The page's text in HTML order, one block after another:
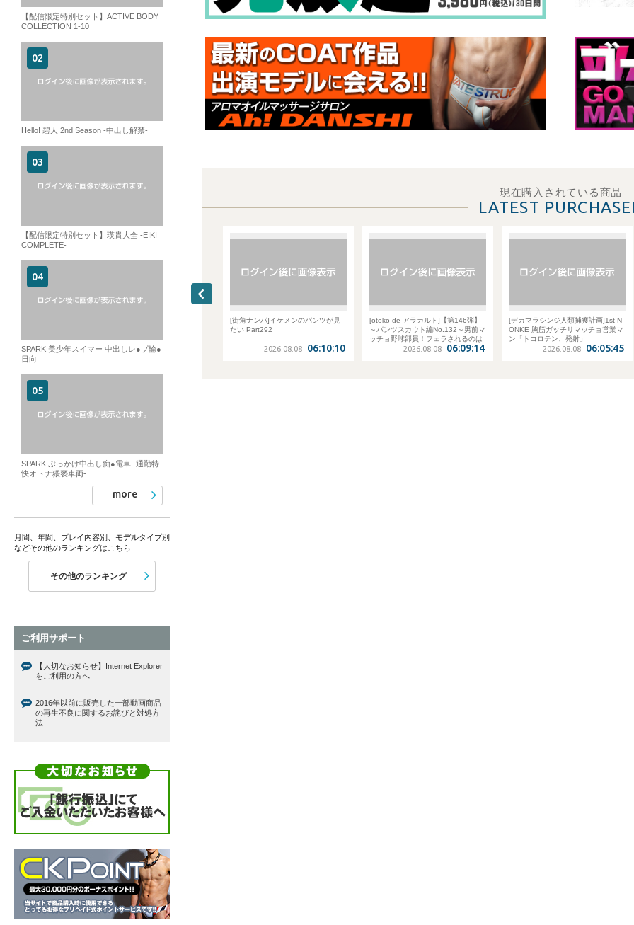
現在購入されている商品
LATEST
05:16:37
ン「トコロテン、発射」
2026.08.08
[街角ナンパ]イケメンのパンツが見
たい Part292
2026.08.08 06:10:10
[otoko de アラカルト]【第146弾】
～パンツスカウト編No.132～男前マ
ッチョ野球部員！フェラされるのは
聞いてないですよ！！
2026.08.08 06:09:14
[デカマラシンジ人類捕獲計画]1st N
ONKE 胸筋ガッチリマッチョ営業マ
ン「トコロテン、発射」
2026.08.08 06:05:45
【配信限定特別セット】ACTIVE BODY
COLLECTION 1-10
Hello! 碧人 2nd Season -中出し解禁-
【配信限定特別セット】瑛貴大全 -EIKI
COMPLETE-
SPARK 美少年スイマー 中出しレ●プ輪●
日向
SPARK ぶっかけ中出し痴●電車 -通勤特
快オトナ猥褻車両-
more
月間、年間、プレイ内容別、モデルタイプ別
などその他のランキングはこちら
その他のランキング
ご利用サポート
【大切なお知らせ】Internet Explorer
をご利用の方へ
2016年以前に販売した一部動画商品
の再生不良に関するお詫びと対処方
法